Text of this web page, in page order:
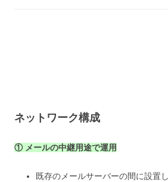
ネットワーク構成
① メールの中継用途で運用
既存のメールサーバーの間に設置